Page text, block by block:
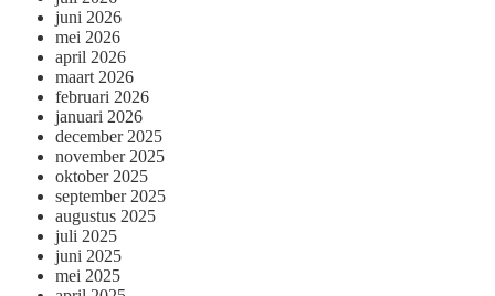
juni 2026
mei 2026
april 2026
maart 2026
februari 2026
januari 2026
december 2025
november 2025
oktober 2025
september 2025
augustus 2025
juli 2025
juni 2025
mei 2025